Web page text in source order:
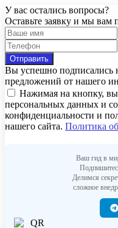
У вас остались вопросы?
Оставьте заявку и мы вам
Вы успешно подписались
предложений от нашего
Нажимая на кнопку, вы
персональных данных и
конфиденциальности и
нашего сайта. Политика
Ваш гид в
Делимся
сложное